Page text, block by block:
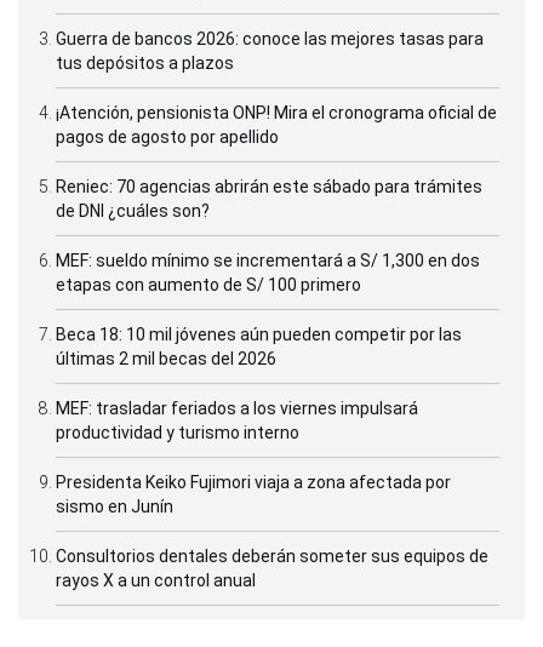
Guerra de bancos 2026: conoce las mejores tasas para
tus depósitos a plazos
¡Atención, pensionista ONP! Mira el cronograma oficial de
pagos de agosto por apellido
Reniec: 70 agencias abrirán este sábado para trámites
de DNI ¿cuáles son?
MEF: sueldo mínimo se incrementará a S/ 1,300 en dos
etapas con aumento de S/ 100 primero
Beca 18: 10 mil jóvenes aún pueden competir por las
últimas 2 mil becas del 2026
MEF: trasladar feriados a los viernes impulsará
productividad y turismo interno
Presidenta Keiko Fujimori viaja a zona afectada por
sismo en Junín
Consultorios dentales deberán someter sus equipos de
rayos X a un control anual